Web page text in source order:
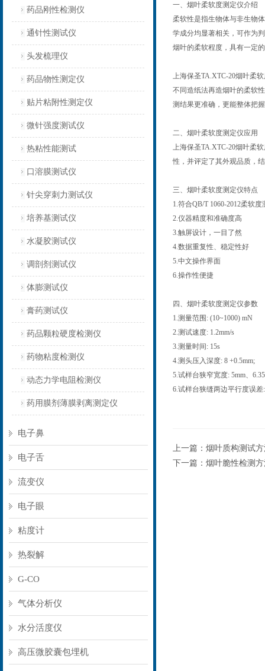
药品刚性检测仪
通针性测试仪
头发梳理仪
药品物性测定仪
贴片粘附性测定仪
微针强度测试仪
热粘性能测试
口溶膜测试仪
针尖穿刺力测试仪
培养基测试仪
水凝胶测试仪
调剖剂测试仪
体膨测试仪
膏药测试仪
药品颗粒硬度检测仪
药物粘度检测仪
动态力学电阻检测仪
药用膜剂薄膜剥离测定仪
电子鼻
电子舌
流变仪
电子眼
粘度计
热裂解
G-CO
气体分析仪
水分活度仪
高压微胶囊包埋机
一、烟叶柔软度测定仪介绍
柔软性是指生物体与非生物
学成分均显著相关，可作为
烟叶的柔软程度，具有一定
上海保圣TA.XTC-20烟叶柔
不同造纸法再造烟叶的柔软
测结果更准确，更能整体把
二、烟叶柔软度测定仪应用
上海保圣TA.XTC-20烟叶柔
性，并评定了其外观品质，
三、烟叶柔软度测定仪特点
1.符合QB/T 1060-2012柔软
2.仪器精度和准确度高
3.触屏设计，一目了然
4.数据重复性、稳定性好
5.中文操作界面
6.操作性便捷
四、烟叶柔软度测定仪参数
1.测量范围: (10~1000) mN
2.测试速度: 1.2mm/s
3.测量时间: 15s
4.测头压入深度: 8 +0.5mm;
5.试样台狭窄宽度: 5mm、
6.试样台狭缝两边平行度误差:
上一篇： 烟叶质构测试
下一篇： 烟叶脆性检测